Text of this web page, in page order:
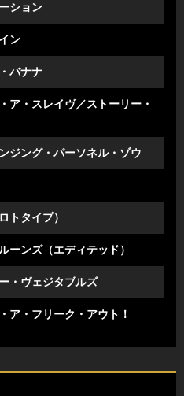
ション
ン
バナナ
ア・スレイヴ／ストーリー・
ジング・パーソネル・ゾウ
トタイプ）
ーンズ（エディテッド）
・ヴェジタブルズ
ア・フリーク・アウト！